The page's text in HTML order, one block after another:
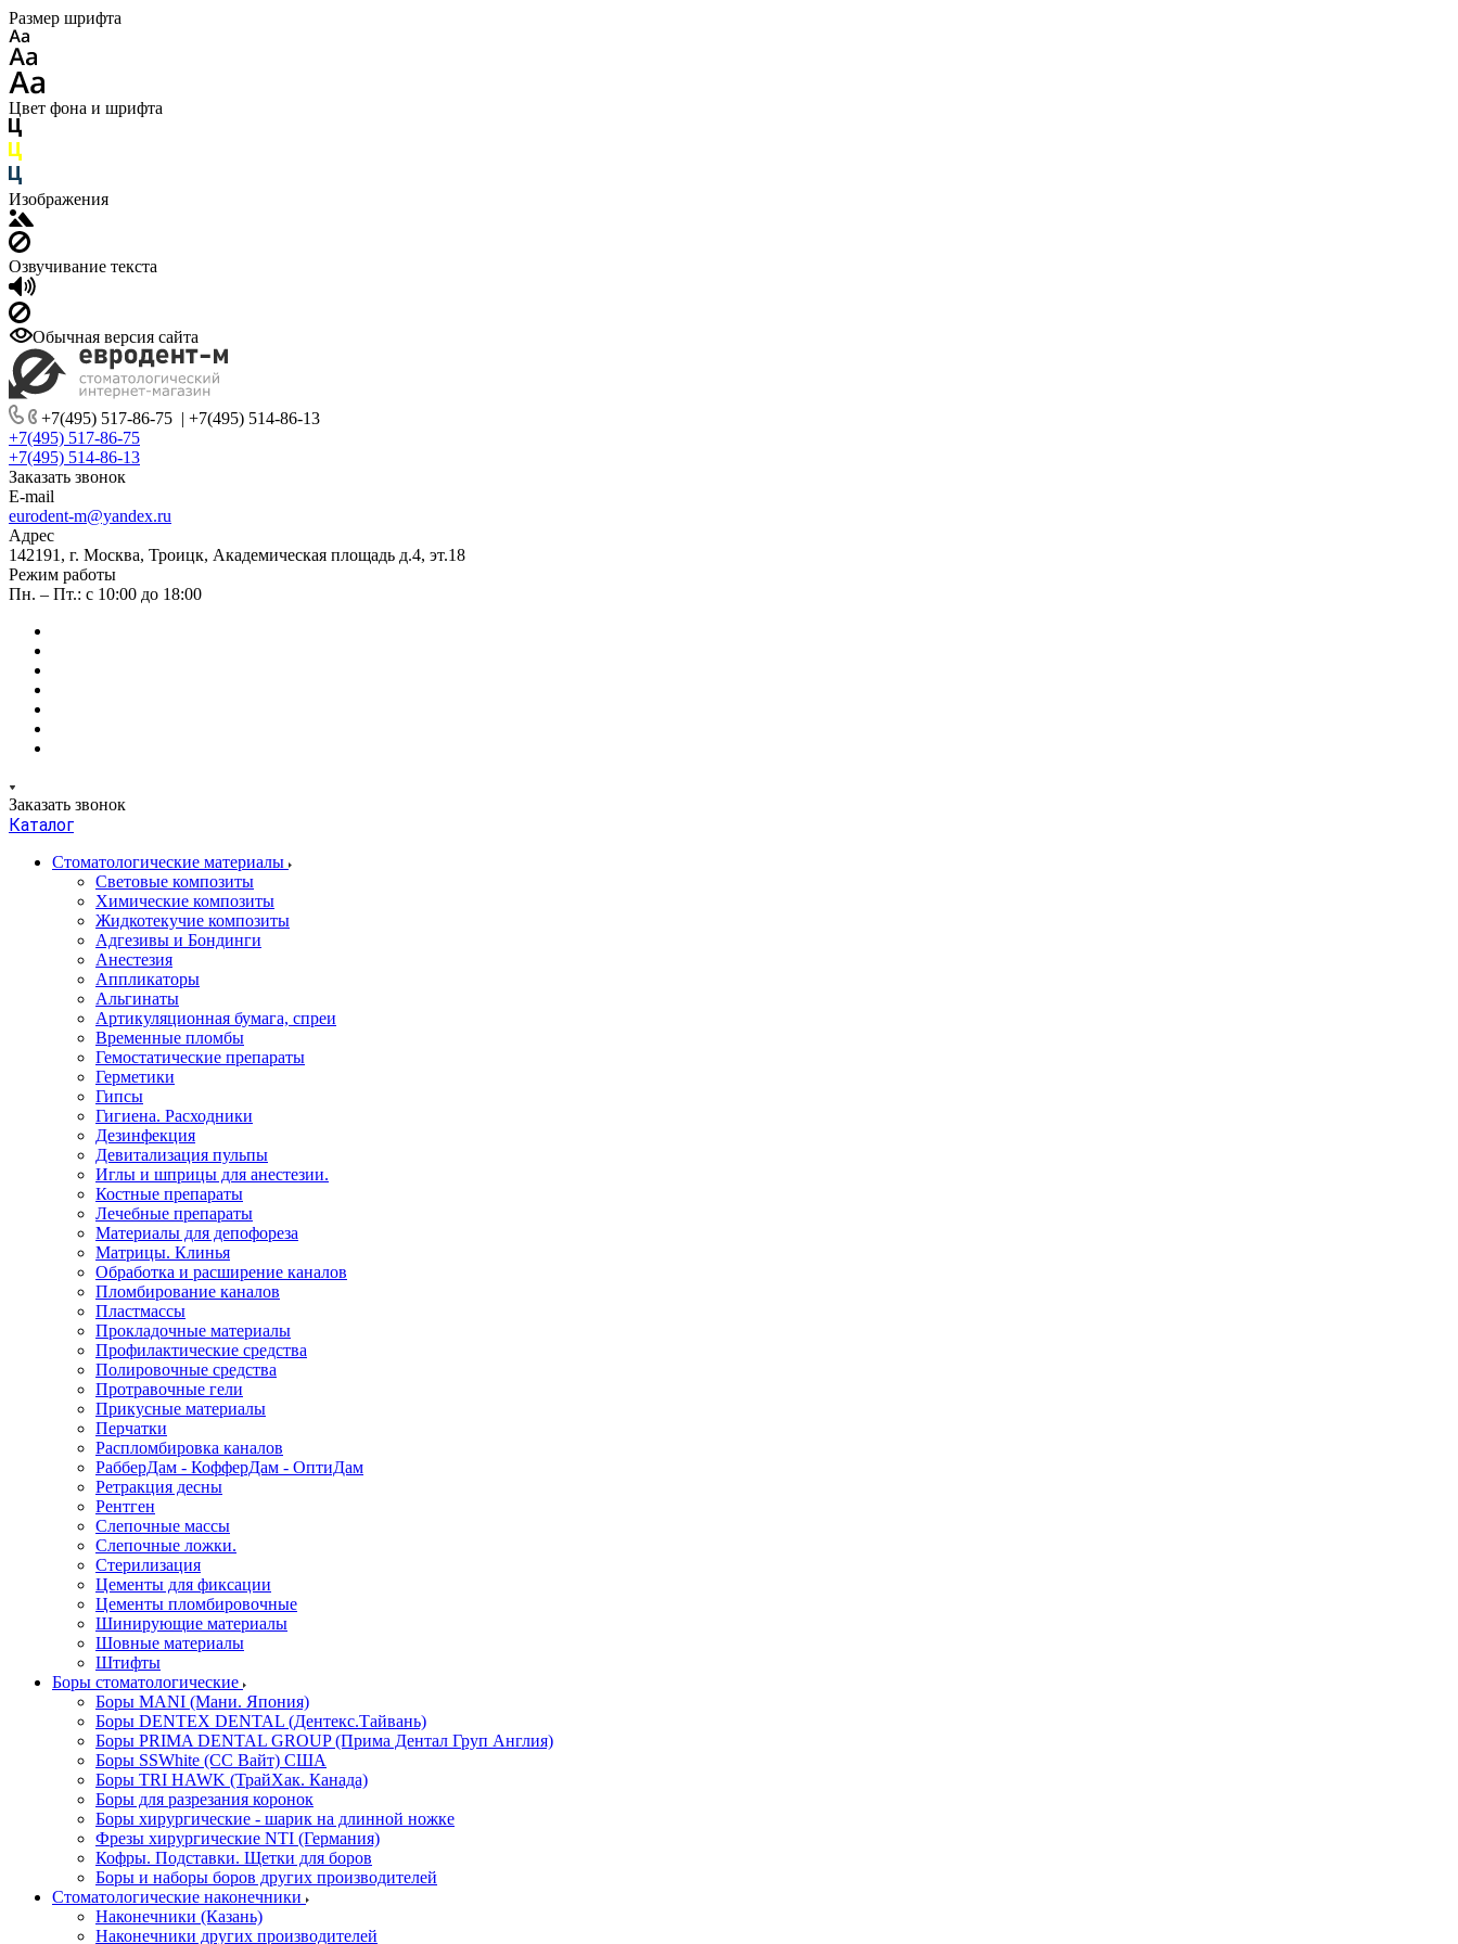
Размер шрифта
Цвет фона и шрифта
Изображения
Озвучивание текста
Обычная версия сайта
+7(495) 517-86-75 | +7(495) 514-86-13
+7(495) 517-86-75
+7(495) 514-86-13
Заказать звонок
E-mail
eurodent-m@yandex.ru
Адрес
142191, г. Москва, Троицк, Академическая площадь д.4, эт.18
Режим работы
Пн. – Пт.: с 10:00 до 18:00
Заказать звонок
Каталог
Стоматологические материалы
Световые композиты
Химические композиты
Жидкотекучие композиты
Адгезивы и Бондинги
Анестезия
Аппликаторы
Альгинаты
Артикуляционная бумага, спреи
Временные пломбы
Гемостатические препараты
Герметики
Гипсы
Гигиена. Расходники
Дезинфекция
Девитализация пульпы
Иглы и шприцы для анестезии.
Костные препараты
Лечебные препараты
Материалы для депофореза
Матрицы. Клинья
Обработка и расширение каналов
Пломбирование каналов
Пластмассы
Прокладочные материалы
Профилактические средства
Полировочные средства
Протравочные гели
Прикусные материалы
Перчатки
Распломбировка каналов
РабберДам - КофферДам - ОптиДам
Ретракция десны
Рентген
Слепочные массы
Слепочные ложки.
Стерилизация
Цементы для фиксации
Цементы пломбировочные
Шинирующие материалы
Шовные материалы
Штифты
Боры стоматологические
Боры MANI (Мани. Япония)
Боры DENTEX DENTAL (Дентекс.Тайвань)
Боры PRIMA DENTAL GROUP (Прима Дентал Груп Англия)
Боры SSWhite (СС Вайт) США
Боры TRI HAWK (ТрайХак. Канада)
Боры для разрезания коронок
Боры хирургические - шарик на длинной ножке
Фрезы хирургические NTI (Германия)
Кофры. Подставки. Щетки для боров
Боры и наборы боров других производителей
Стоматологические наконечники
Наконечники (Казань)
Наконечники других производителей